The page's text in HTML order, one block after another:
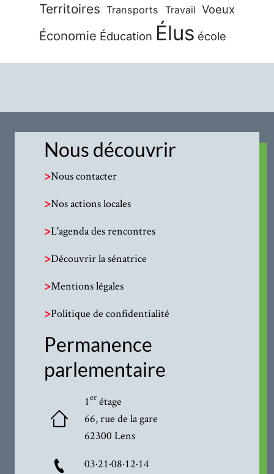
Territoires Transports Travail Voeux
Économie Éducation Élus école
Nous découvrir
>Nous contacter
>Nos actions locales
>L'agenda des rencontres
>Découvrir la sénatrice
>Mentions légales
>Politique de confidentialité
Permanence
parlementaire
1erétage
66, rue de la gare
62300 Lens
03·21·08·12·14